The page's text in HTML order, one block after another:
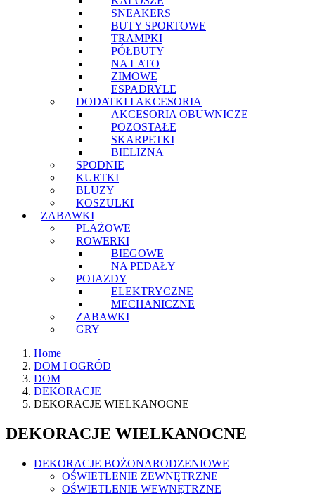
SNEAKERS
BUTY SPORTOWE
TRAMPKI
PÓŁBUTY
NA LATO
ZIMOWE
ESPADRYLE
DODATKI I AKCESORIA
AKCESORIA OBUWNICZE
POZOSTAŁE
SKARPETKI
BIELIZNA
SPODNIE
KURTKI
BLUZY
KOSZULKI
ZABAWKI
PLAŻOWE
ROWERKI
BIEGOWE
NA PEDAŁY
POJAZDY
ELEKTRYCZNE
MECHANICZNE
ZABAWKI
GRY
Home
DOM I OGRÓD
DOM
DEKORACJE
DEKORACJE WIELKANOCNE
DEKORACJE WIELKANOCNE
DEKORACJE BOŻONARODZENIOWE
OŚWIETLENIE ZEWNĘTRZNE
OŚWIETLENIE WEWNĘTRZNE